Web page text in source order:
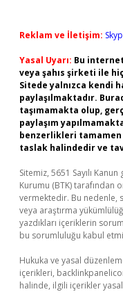
Reklam ve İletişim:
Yasal Uyarı: Bu
veya şahıs şirketi ile
Sitede yalnızca kendi
paylaşılmaktadır.
taşımamakta olup,
paylaşım
benzerlikleri
taslak halindedir ve
Sitemiz, 5651 Sayılı
Kurumu (BTK) tarafından
vermektedir. Bu nedenle,
veya araştırma
yazdıkları içeriklerin
bu sorumluluğu kabul
Hukuka ve yasal
içerikleri,
halinde, ilgili içerikler